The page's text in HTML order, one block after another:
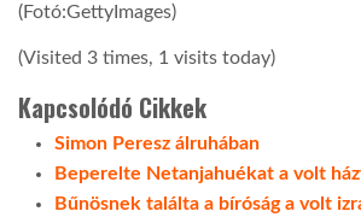
(Fotó:GettyImages)
(Visited 3 times, 1 visits today)
Kapcsolódó Cikkek
Simon Peresz álruhában
Beperelte Netanjahuékat a volt
Bűnösnek találta a bíróság a volt